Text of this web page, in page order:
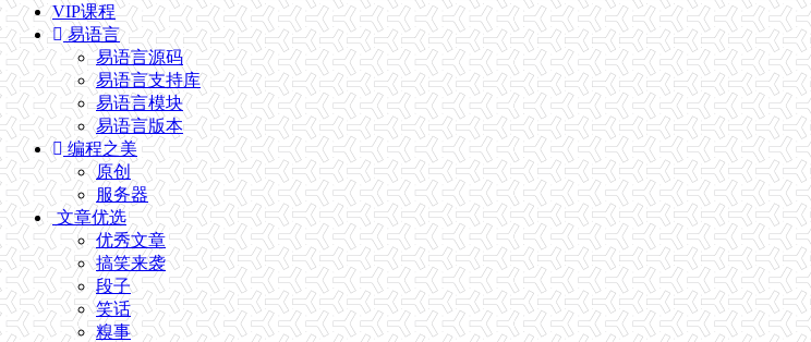
VIP课程
易语言
易语言源码
易语言支持库
易语言模块
易语言版本
编程之美
原创
服务器
文章优选
优秀文章
搞笑来袭
段子
笑话
糗事